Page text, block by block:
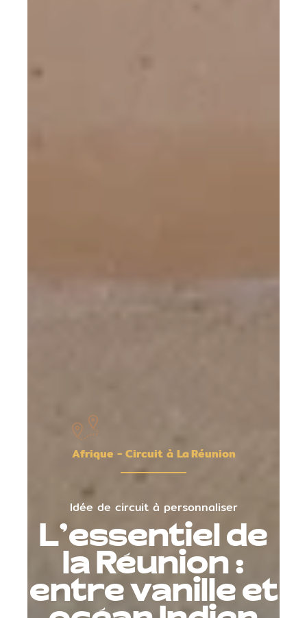
Afrique - Circuit à La Réunion
Idée de circuit à personnaliser
L'essentiel de
la Réunion :
entre vanille et